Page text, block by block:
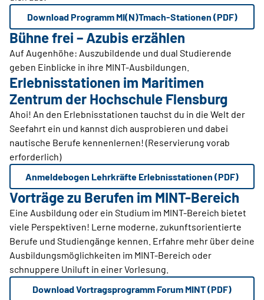
Download Programm MI(N)Tmach-Stationen (PDF)
Bühne frei – Azubis erzählen
Auf Augenhöhe: Auszubildende und dual Studierende
geben Einblicke in ihre MINT-Ausbildungen.
Erlebnisstationen im Maritimen
Zentrum der Hochschule Flensburg
Ahoi! An den Erlebnisstationen tauchst du in die Welt der
Seefahrt ein und kannst dich ausprobieren und dabei
nautische Berufe kennenlernen! (Reservierung vorab
erforderlich)
Anmeldebogen Lehrkräfte Erlebnisstationen (PDF)
Vorträge zu Berufen im MINT-Bereich
Eine Ausbildung oder ein Studium im MINT-Bereich bietet
viele Perspektiven! Lerne moderne, zukunftsorientierte
Berufe und Studiengänge kennen. Erfahre mehr über deine
Ausbildungsmöglichkeiten im MINT-Bereich oder
schnuppere Uniluft in einer Vorlesung.
Download Vortragsprogramm Forum MINT (PDF)